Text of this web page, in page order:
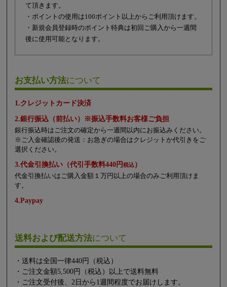
て頂きます。
・ポイントの使用は100ポイント以上からご利用頂けます。
・新規会員登録時のポイント特典は初回ご購入から一週間
後に使用可能となります。
お支払い方法について
1.クレジットカード決済
2.銀行振込（前払い）※振込手数料お客様ご負担
銀行振込時はご注文の確定から一週間以内にお振込みください。
※ご入金確認後の発送：お急ぎの場合はクレジットか代引きをご
選択ください。
3.代金引換払い（代引手数料440円税込）
代金引換払いはご購入金額１万円以上の場合のみご利用頂けま
す。
4.Paypay
送料および配送方法について
・送料は全国一律440円（税込）
・ご注文金額5,500円（税込）以上で送料無料
・ご注文受付後、2日から1週間程度でお届けします。